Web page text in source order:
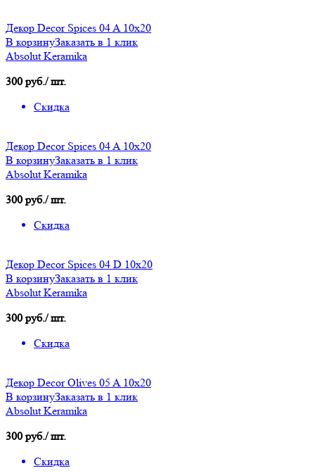
Декор Decor Spices 04 A 10х20
В корзинуЗаказать в 1 клик
Absolut Keramika
300 руб./ шт.
Скидка
Декор Decor Spices 04 A 10х20
В корзинуЗаказать в 1 клик
Absolut Keramika
300 руб./ шт.
Скидка
Декор Decor Spices 04 D 10х20
В корзинуЗаказать в 1 клик
Absolut Keramika
300 руб./ шт.
Скидка
Декор Decor Olives 05 A 10х20
В корзинуЗаказать в 1 клик
Absolut Keramika
300 руб./ шт.
Скидка